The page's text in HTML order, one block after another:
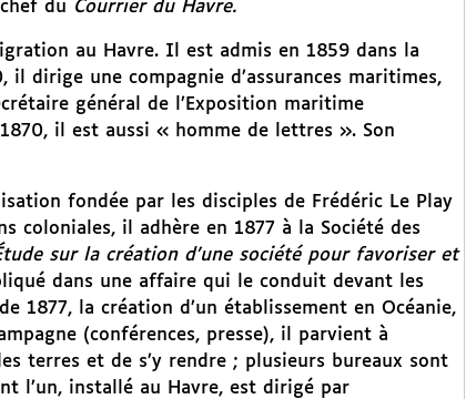
du Courrier du Havre.
au Havre. Il est admis en 1859 dans la
il dirige une compagnie d’assurances maritimes,
général de l’Exposition maritime
il est aussi « homme de lettres ». Son
fondée par les disciples de Frédéric Le Play
coloniales, il adhère en 1877 à la Société des
sur la création d’une société pour favoriser et
dans une affaire qui le conduit devant les
1877, la création d’un établissement en Océanie,
(conférences, presse), il parvient à
terres et de s’y rendre ; plusieurs bureaux sont
l’un, installé au Havre, est dirigé par